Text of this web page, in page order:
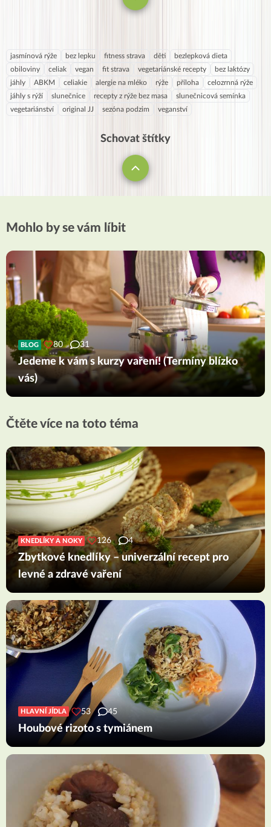
jasmínová rýže bez lepku fitness strava děti
bezlepková dieta
obiloviny
celiak vegan fit strava vegetariánské recepty
bez laktózy
jáhly
ABKM celiakie alergie na mléko rýže příloha
celozrnná rýže
jáhly s rýží
slunečnice recepty z rýže bez masa
slunečnicová semínka
vegetariánství
original JJ sezóna podzim veganství
Schovat štítky
Mohlo by se vám líbit
BLOG 80 31
Jedeme k vám s kurzy vaření! (Termíny blízko
vás)
Čtěte více na toto téma
KNEDLÍKY A NOKY 126 4
Zbytkové knedlíky – univerzální recept pro
levné a zdravé vaření
HLAVNÍ JÍDLA 53 45
Houbové rizoto s tymiánem